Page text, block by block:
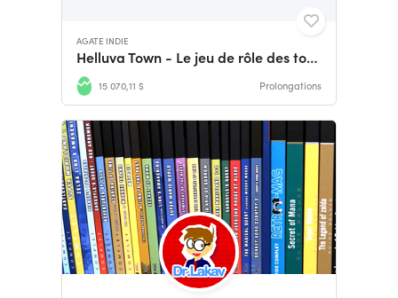
AGATE INDIE
Helluva Town - Le jeu de rôle des toons gangsters !
15 070,11 $ Prolongations